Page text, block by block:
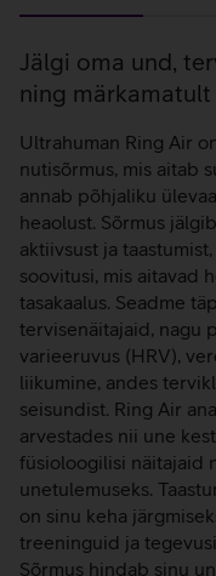
Lisainfo
Jälgi oma und,
ning
Ultrahuman Ring Air
nutisõrmus, mis aitab
annab põhjaliku
heaolust. Sõrmus
aktiivsust ja
soovitusi, mis aitavad
tasakaalus. Seadme
tervisenäitajaid, nagu
varieeruvus (HRV),
liikumine, andes
seisundist. Ring Air
arvestades nii une
füsioloogilisi näitajaid
unetulemuseks.
on sinu keha
treeninguid ja
Sõrmus hindab sinu